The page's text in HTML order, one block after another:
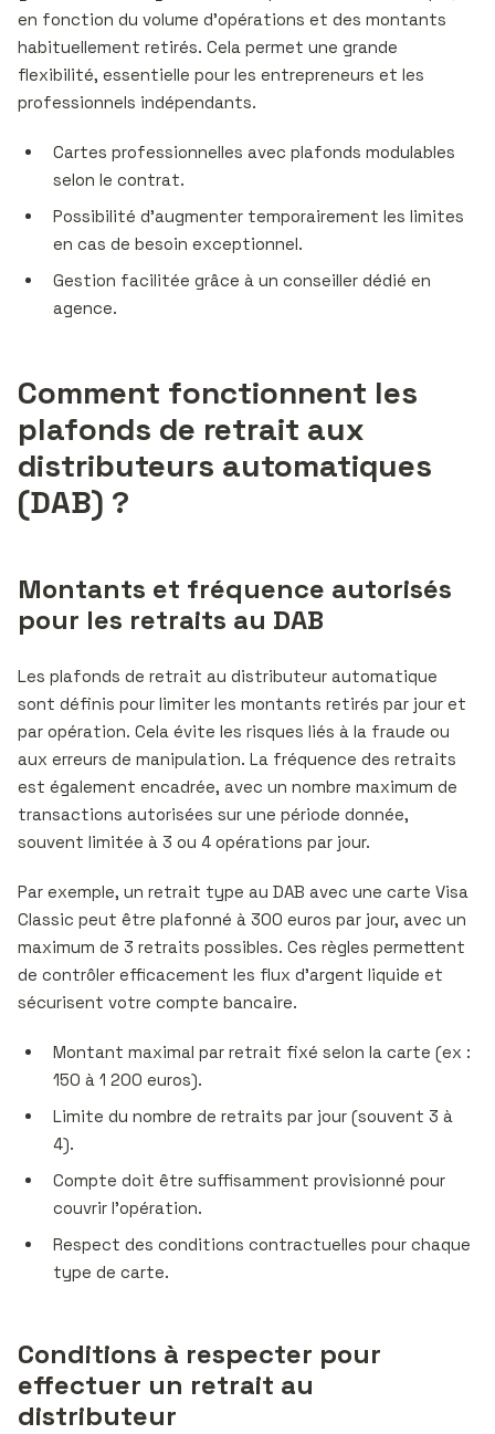
en fonction du volume d’opérations et des montants
habituellement retirés. Cela permet une grande
flexibilité, essentielle pour les entrepreneurs et les
professionnels indépendants.
Cartes professionnelles avec plafonds modulables
selon le contrat.
Possibilité d’augmenter temporairement les limites
en cas de besoin exceptionnel.
Gestion facilitée grâce à un conseiller dédié en
agence.
Comment fonctionnent les
plafonds de retrait aux
distributeurs automatiques
(DAB) ?
Montants et fréquence autorisés
pour les retraits au DAB
Les plafonds de retrait au distributeur automatique
sont définis pour limiter les montants retirés par jour et
par opération. Cela évite les risques liés à la fraude ou
aux erreurs de manipulation. La fréquence des retraits
est également encadrée, avec un nombre maximum de
transactions autorisées sur une période donnée,
souvent limitée à 3 ou 4 opérations par jour.
Par exemple, un retrait type au DAB avec une carte Visa
Classic peut être plafonné à 300 euros par jour, avec un
maximum de 3 retraits possibles. Ces règles permettent
de contrôler efficacement les flux d’argent liquide et
sécurisent votre compte bancaire.
Montant maximal par retrait fixé selon la carte (ex :
150 à 1 200 euros).
Limite du nombre de retraits par jour (souvent 3 à
4).
Compte doit être suffisamment provisionné pour
couvrir l’opération.
Respect des conditions contractuelles pour chaque
type de carte.
Conditions à respecter pour
effectuer un retrait au
distributeur